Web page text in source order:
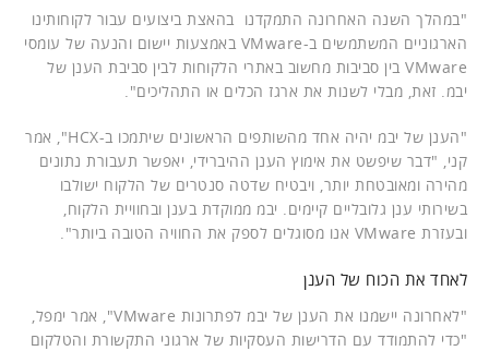
"במהלך השנה האחרונה התמקדנו בהאצת ביצועים עבור לקוחותינו
הארגוניים המשתמשים ב-VMware באמצעות יישום והנעה של עומסי
VMware בין סביבות מחשוב באתרי הלקוחות לבין סביבת הענן של
יבמ. זאת, מבלי לשנות את ארגז הכלים או התהליכים".
"הענן של יבמ יהיה אחד מהשותפים הראשונים שיתמכו ב-HCX", אמר
קני, "דבר שיפשט את אימוץ הענן ההיברידי, יאפשר תעבורת נתונים
מהירה ומאובטחת יותר, ויבטיח שדטה סנטרים של הלקוח ישולבו
בשירותי ענן גלובליים קיימים. יבמ ממוקדת בענן ובחוויית הלקוח,
ובעזרת VMware אנו מסוגלים לספק את החוויה הטובה ביותר".
לאחד את הכוח של הענן
"לאחרונה יישמנו את הענן של יבמ לפתרונות VMware", אמר ימפל,
"כדי להתמודד עם הדרישות העסקיות של ארגוני התקשורת והטלקום